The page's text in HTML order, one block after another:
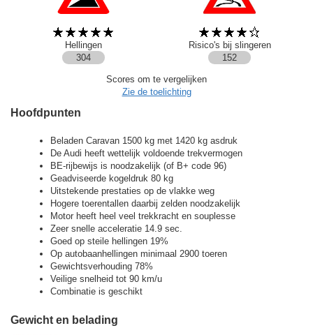
Hellingen
Risico's bij slingeren
304
152
Scores om te vergelijken
Zie de toelichting
Hoofdpunten
Beladen Caravan 1500 kg met 1420 kg asdruk
De Audi heeft wettelijk voldoende trekvermogen
BE-rijbewijs is noodzakelijk (of B+ code 96)
Geadviseerde kogeldruk 80 kg
Uitstekende prestaties op de vlakke weg
Hogere toerentallen daarbij zelden noodzakelijk
Motor heeft heel veel trekkracht en souplesse
Zeer snelle acceleratie 14.9 sec.
Goed op steile hellingen 19%
Op autobaanhellingen minimaal 2900 toeren
Gewichtsverhouding 78%
Veilige snelheid tot 90 km/u
Combinatie is geschikt
Gewicht en belading